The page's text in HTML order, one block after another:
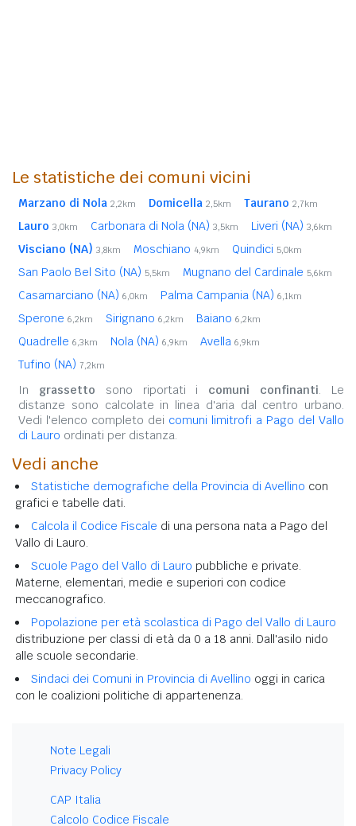
Le statistiche dei comuni vicini
Marzano di Nola 2,2km Domicella 2,5km Taurano 2,7km
Lauro 3,0km Carbonara di Nola (NA) 3,5km Liveri (NA) 3,6km
Visciano (NA) 3,8km Moschiano 4,9km Quindici 5,0km
San Paolo Bel Sito (NA) 5,5km Mugnano del Cardinale 5,6km
Casamarciano (NA) 6,0km Palma Campania (NA) 6,1km
Sperone 6,2km Sirignano 6,2km Baiano 6,2km
Quadrelle 6,3km Nola (NA) 6,9km Avella 6,9km
Tufino (NA) 7,2km
In grassetto sono riportati i comuni confinanti. Le
distanze sono calcolate in linea d'aria dal centro urbano.
Vedi l'elenco completo dei comuni limitrofi a Pago del Vallo
di Lauro ordinati per distanza.
Vedi anche
Statistiche demografiche della Provincia di Avellino con
grafici e tabelle dati.
Calcola il Codice Fiscale di una persona nata a Pago del
Vallo di Lauro.
Scuole Pago del Vallo di Lauro pubbliche e private.
Materne, elementari, medie e superiori con codice
meccanografico.
Popolazione per età scolastica di Pago del Vallo di Lauro
distribuzione per classi di età da 0 a 18 anni. Dall'asilo nido
alle scuole secondarie.
Sindaci dei Comuni in Provincia di Avellino oggi in carica
con le coalizioni politiche di appartenenza.
Note Legali
Privacy Policy
CAP Italia
Calcolo Codice Fiscale